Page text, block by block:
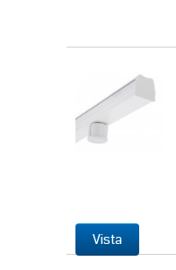
Vista